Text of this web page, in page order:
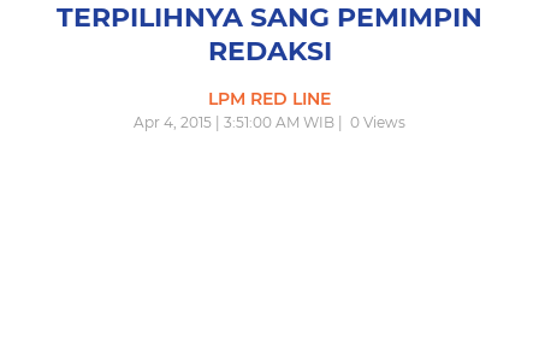
TERPILIHNYA SANG PEMIMPIN
REDAKSI
LPM RED LINE
Apr 4, 2015 | 3:51:00 AM WIB | 0 Views